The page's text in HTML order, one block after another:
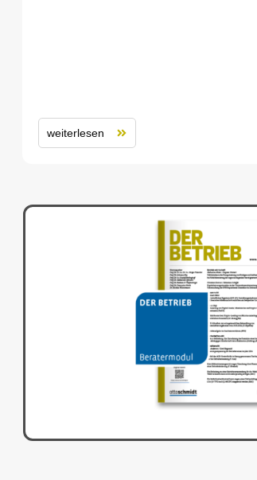
weiterlesen